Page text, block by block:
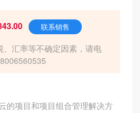
联系销售
、汇率等不确定因素，请电
的项目和项目组合管理解决方